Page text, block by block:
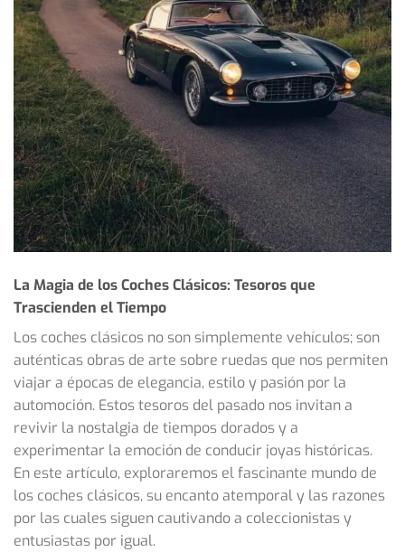
La Magia de los Coches Clásicos: Tesoros que
Trascienden el Tiempo
Los coches clásicos no son simplemente vehículos; son
auténticas obras de arte sobre ruedas que nos permiten
viajar a épocas de elegancia, estilo y pasión por la
automoción. Estos tesoros del pasado nos invitan a
revivir la nostalgia de tiempos dorados y a
experimentar la emoción de conducir joyas históricas.
En este artículo, exploraremos el fascinante mundo de
los coches clásicos, su encanto atemporal y las razones
por las cuales siguen cautivando a coleccionistas y
entusiastas por igual.